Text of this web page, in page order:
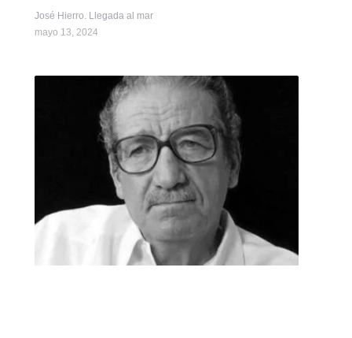
José Hierro. Llegada al mar
mayo 13, 2024